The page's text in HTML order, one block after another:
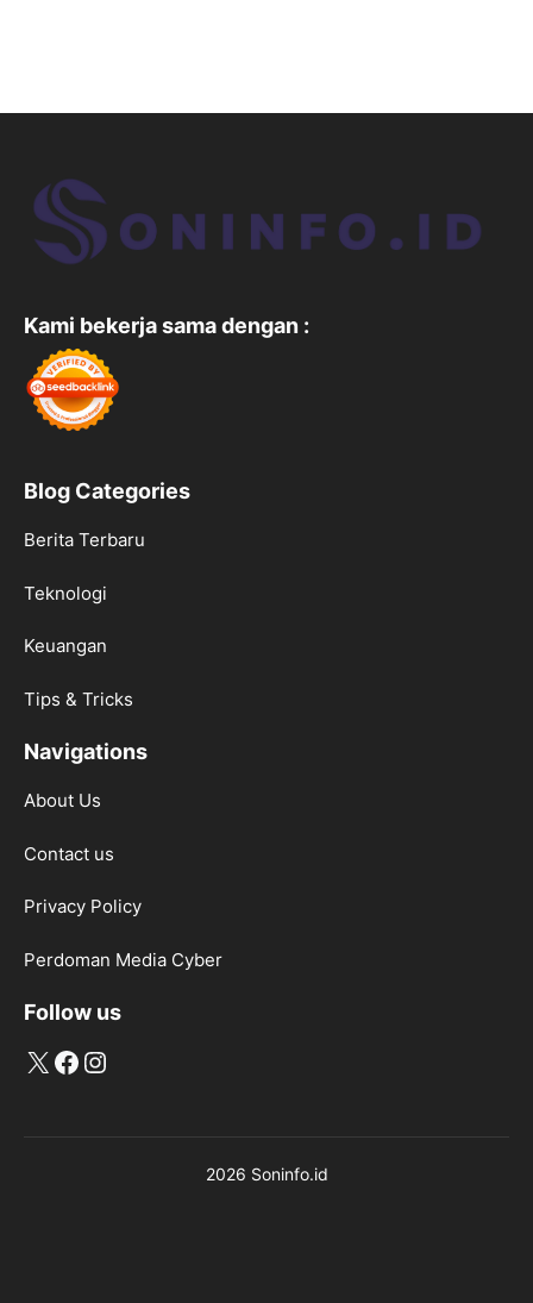
Kami bekerja sama dengan :
Blog Categories
Berita Terbaru
Teknologi
Keuangan
Tips & Tricks
Navigations
About Us
Contact us
Privacy Policy
Perdoman Media Cyber
Follow us
X Facebook
Instagram
2026 Soninfo.id